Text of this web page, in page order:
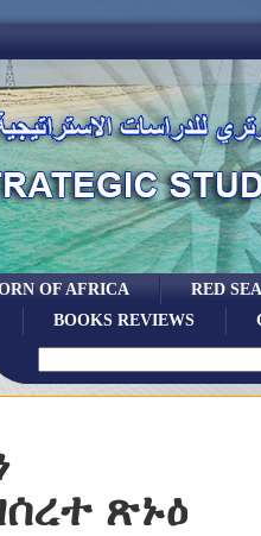
RED SEA
OF AFRICA
BOOKS REVIEWS
ጽኑዕ